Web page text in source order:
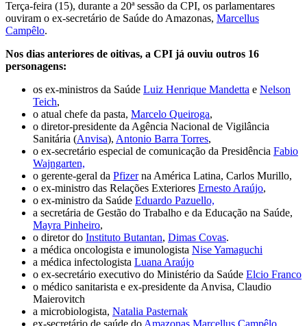
Terça-feira (15), durante a 20ª sessão da CPI, os parlamentares
ouviram o ex-secretário de Saúde do Amazonas, Marcellus
Campêlo.
Nos dias anteriores de oitivas, a CPI já ouviu outros 16
personagens:
os ex-ministros da Saúde Luiz Henrique Mandetta e Nelson
Teich,
o atual chefe da pasta, Marcelo Queiroga,
o diretor-presidente da Agência Nacional de Vigilância
Sanitária (Anvisa), Antonio Barra Torres,
o ex-secretário especial de comunicação da Presidência Fabio
Wajngarten,
o gerente-geral da Pfizerna América Latina, Carlos Murillo,
o ex-ministro das Relações Exteriores Ernesto Araújo,
o ex-ministro da Saúde Eduardo Pazuello,
a secretária de Gestão do Trabalho e da Educação na Saúde,
Mayra Pinheiro,
o diretor do Instituto Butantan, Dimas Covas.
a médica oncologista e imunologista Nise Yamaguchi
a médica infectologista Luana Araújo
o ex-secretário executivo do Ministério da Saúde Elcio Franco
o médico sanitarista e ex-presidente da Anvisa, Claudio
Maierovitch
a microbiologista, Natalia Pasternak
ex-secretário de saúde do Amazonas Marcellus Campêlo